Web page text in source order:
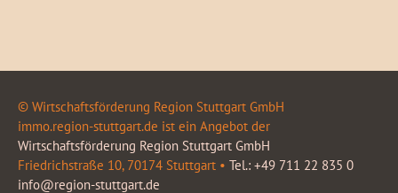
© Wirtschaftsförderung Region Stuttgart GmbH
immo.region-stuttgart.de ist ein Angebot der
Wirtschaftsförderung Region Stuttgart GmbH
Friedrichstraße 10, 70174 Stuttgart • Tel.: +49 711 22 835 0
info@region-stuttgart.de